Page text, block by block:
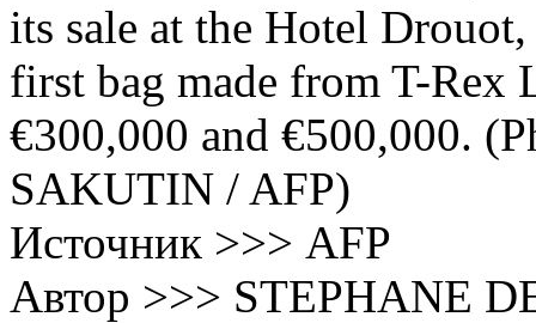
its sale at the Hotel
first bag made from T-Rex
€300,000 and €500,000.
SAKUTIN / AFP)
Источник >>> AFP
Автор >>> STEPHANE